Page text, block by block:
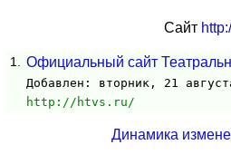
Сайт
1. Официальный сайт
Добавлен: вторник, 21
http://htvs.ru/
Динамика